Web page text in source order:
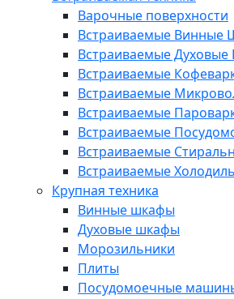
Варочные поверхности
Встраиваемые Винные
Встраиваемые
Встраиваемые
Встраиваемые
Встраиваемые
Встраиваемые
Встраиваемые
Встраиваемые
Крупная техника
Винные шкафы
Духовые шкафы
Морозильники
Плиты
Посудомоечные